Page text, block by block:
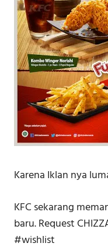
Karena Iklan nya
KFC sekarang
baru. Request
#wishlist